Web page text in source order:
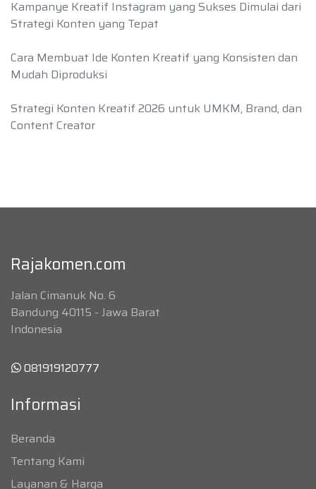
Kampanye Kreatif Instagram yang Sukses Dimulai dari
Strategi Konten yang Tepat
Cara Membuat Ide Konten Kreatif yang Konsisten dan
Mudah Diproduksi
Strategi Konten Kreatif 2026 untuk UMKM, Brand, dan
Content Creator
Rajakomen.com
Jalan Cimanuk No. 6
Bandung 40115 - Jawa Barat
Indonesia
081919120777
Informasi
Beranda
Tentang Kami
Layanan & Harga